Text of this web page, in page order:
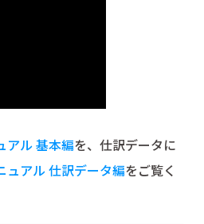
アル 基本編を、仕訳データに
ュアル 仕訳データ編をご覧く